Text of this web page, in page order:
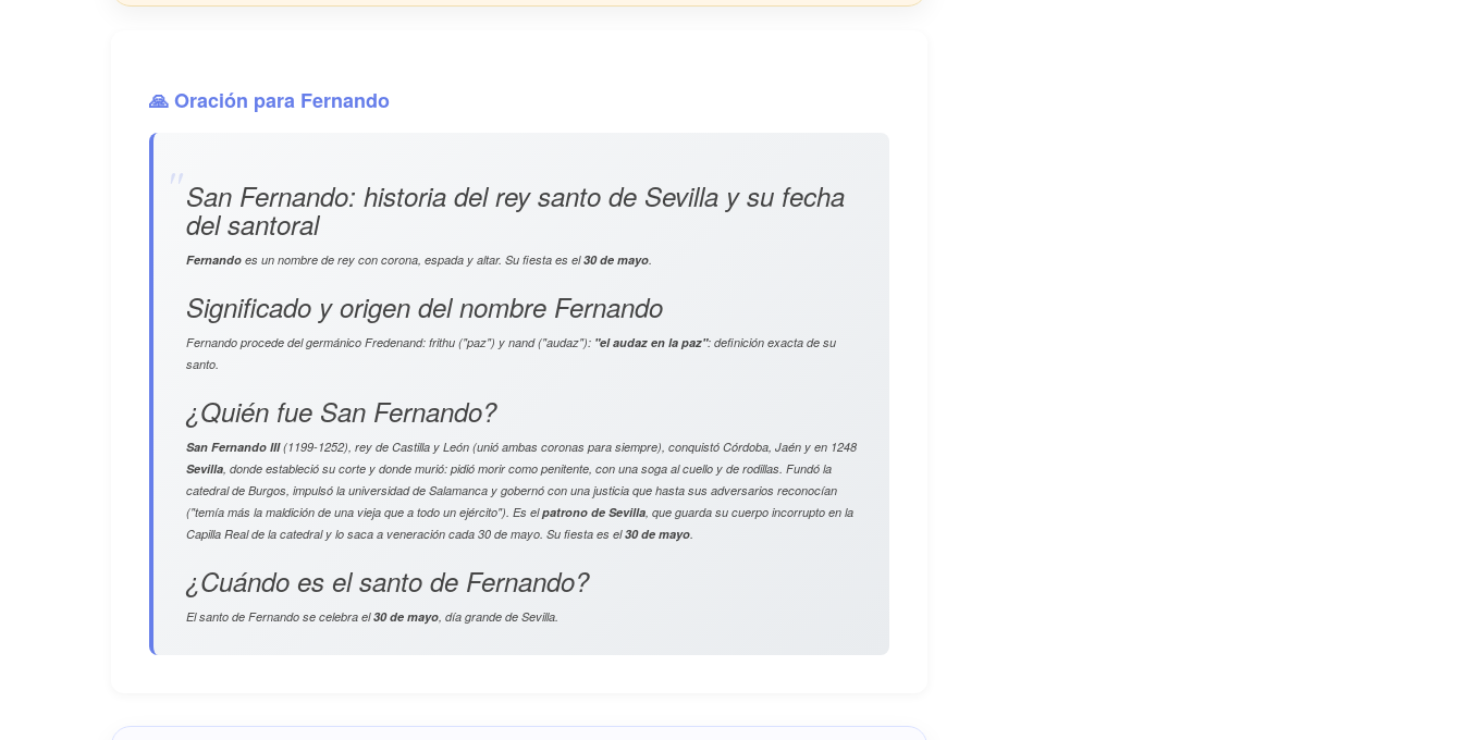
🙏 Oración para Fernando
San Fernando: historia del rey santo de Sevilla y su fecha
del santoral
Fernando es un nombre de rey con corona, espada y altar. Su fiesta es el30 de mayo
Significado y origen del nombre Fernando
Fernando procede del germánico Fredenand: frithu ("paz") y nand("audaz"): "el audaz en la paz": definición exacta de su
santo.
¿Quién fue San Fernando?
San Fernando III(1199-1252), rey de Castilla y León (unió ambas coronas para siempre), conquistó Córdoba, Jaén y en 1248
Sevilla , donde estableció su corte y donde murió: pidió morir como penitente, con una soga al cuello y de rodillas. Fundó la
catedral de Burgos, impulsó la universidad de Salamanca y gobernó con una justicia que hasta sus adversarios reconocían
("temía más la maldición de una vieja que a todo un ejército"). Es elpatrono de Sevilla , que guarda su cuerpo incorrupto en la
Capilla Real de la catedral y lo saca a veneración cada 30 de mayo. Su fiesta es el30 de mayo
¿Cuándo es el santo de Fernando?
El santo de Fernando se celebra el30 de mayo , día grande de Sevilla.